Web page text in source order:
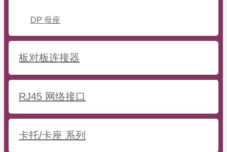
DP 母座
板对板连接器
RJ45 网络接口
卡托/卡座 系列